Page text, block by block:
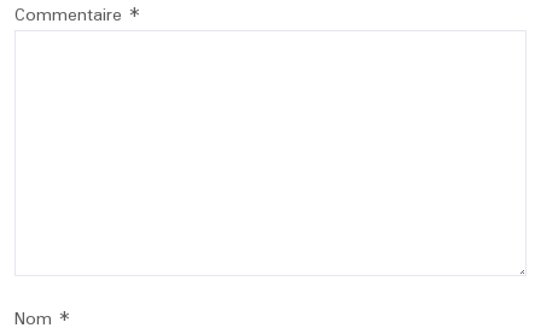
Commentaire *
Nom *